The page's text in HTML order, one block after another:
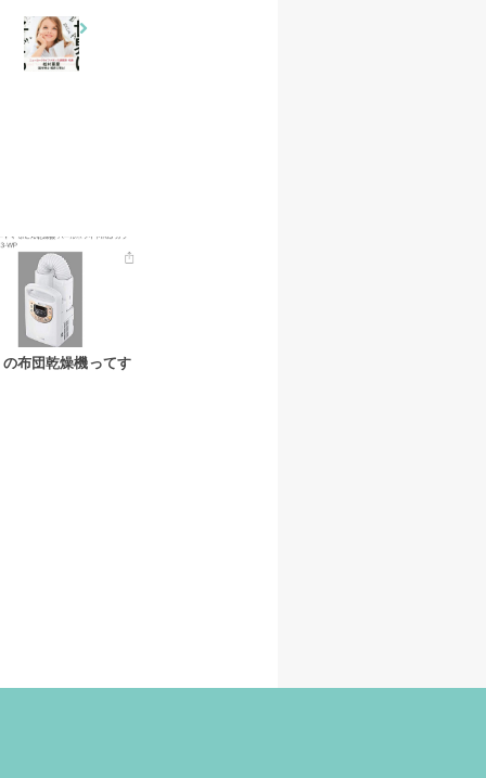
布団乾燥機ってす